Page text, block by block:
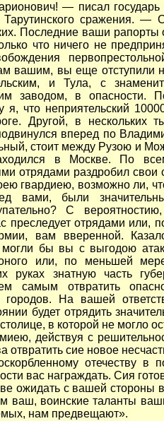
— писал государь
Тарутинского сражения. —
Последние ваши рапорты
что ничего не
вашим, вы еще отступили
и Тула, с
заводом, в опасности.
я, что неприятельский
Другой, в нескольких
вперед по
стоит между Рузою и
в Москве. По
отрядами раздробил
гвардиею, возможно ли,
вами, были
С
преследует отрядами или,
вам вверенной.
могли бы вы с выгодою
или, по меньшей
руках знатную часть
самым отвратить
На вашей
будет отрядить
в которой не могло
действуя с
отвратить сие новое
отечеству
вас награждать. Сия
ожидать с вашей стороны
ваш, воинские таланты
нам предвещают».